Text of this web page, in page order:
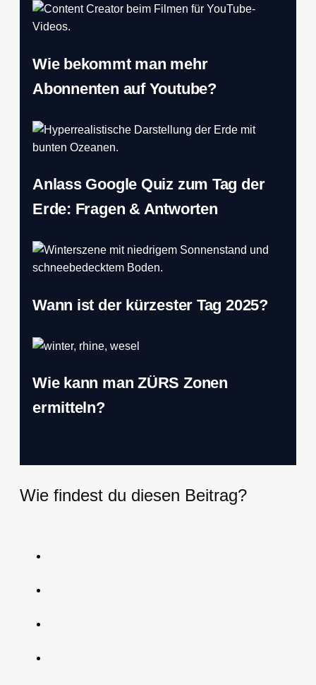
Wie bekommt man mehr
Abonnenten auf Youtube?
Anlass Google Quiz zum Tag der
Erde: Fragen & Antworten
Wann ist der kürzester Tag 2025?
Wie kann man ZÜRS Zonen
ermitteln?
Wie findest du diesen Beitrag?